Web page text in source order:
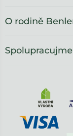
O rodině
Spolupracujme